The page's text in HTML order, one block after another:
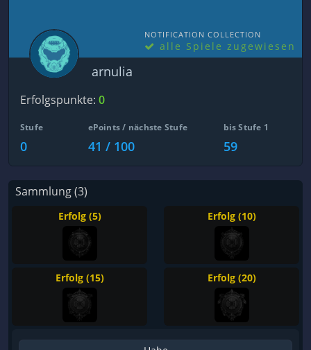
NOTIFICATION COLLECTION
alle Spiele zugewiesen
arnulia
Erfolgspunkte: 0
Stufe
0
ePoints / nächste Stufe
41 / 100
bis Stufe 1
59
Sammlung (3)
Erfolg (5) Erfolg (10)
Erfolg (15) Erfolg (20)